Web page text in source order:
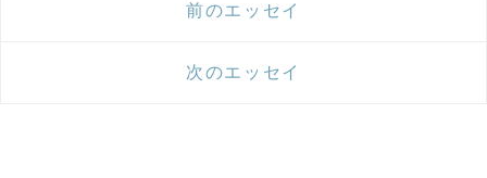
前のエッセイ
次のエッセイ